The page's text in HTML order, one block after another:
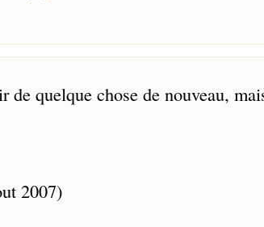
de quelque chose de nouveau,
2007)